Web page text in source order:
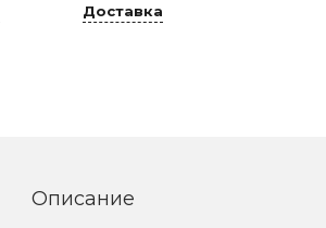
Доставка
Описание